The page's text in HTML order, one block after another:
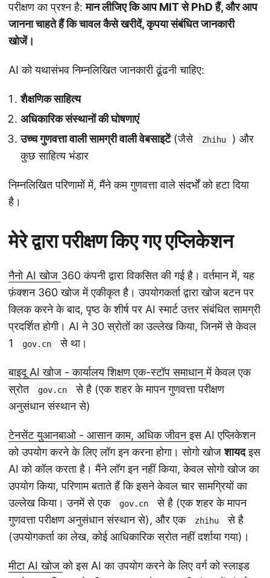
परीक्षण का प्रश्न है:मान लीजिए कि आप MIT से PhD हैं, और आप
जानना चाहते हैं कि चावल कैसे खरीदें, कृपया संबंधित जानकारी
खोजें।
AI को यथासंभव निम्नलिखित जानकारी ढूंढनी चाहिए:
शैक्षणिक साहित्य
अधिकारिक संस्थानों की घोषणाएं
उच्च गुणवत्ता वाली सामग्री वाली वेबसाइटें(जैसे Zhihu
) और
कुछ साहित्य भंडार
निम्नलिखित परिणामों में, मैंने कम गुणवत्ता वाले संदर्भों को हटा दिया
है।
मेरे द्वारा परीक्षण किए गए एप्लिकेशन
नैनो AI खोज 360 कंपनी द्वारा विकसित की गई है। वर्तमान में, यह
फ़ंक्शन 360 खोज में एकीकृत है। उपयोगकर्ता द्वारा खोज बटन पर
क्लिक करने के बाद, पृष्ठ के शीर्ष पर AI स्मार्ट उत्तर संबंधित सामग्री
प्रदर्शित होगी। AI ने 30 स्रोतों का उल्लेख किया, जिनमें से केवल
1
gov.cn से था।
बाइदू AI खोज - कार्यालय शिक्षण एक-स्टॉप समाधानमें केवल एक
स्रोत
gov.cn
से है (एक शहर के मापन गुणवत्ता परीक्षण
अनुसंधान संस्थान से)
टेनसेंट युआनबाओ - आसान काम, अधिक जीवनइस AI एप्लिकेशन
को उपयोग करने के लिए लॉग इन करना होगा। सोगो खोजशायदइस
AI को कॉल करता है। मैंने लॉग इन नहीं किया, केवल सोगो खोज का
उपयोग किया, परिणाम बताते हैं कि इसने केवल चार सामग्रियों का
उल्लेख किया। उनमें से एक
gov.cn
से है (एक शहर के मापन
गुणवत्ता परीक्षण अनुसंधान संस्थान से), और एक
zhihu
से है
(उपयोगकर्ता का लेख, कोई आधिकारिक स्रोत नहीं दर्शाया गया)।
मीटा AI खोजको इस AI का उपयोग करने के लिए वर्ग को स्लाइड